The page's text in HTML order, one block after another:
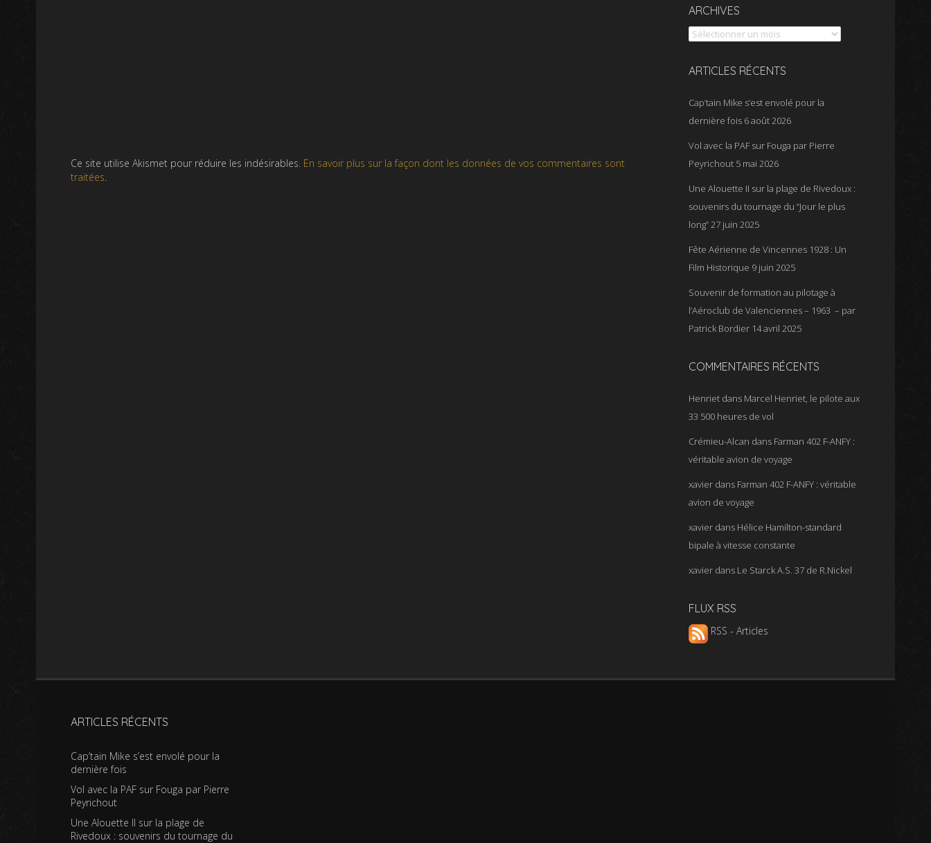
Ce site utilise Akismet pour réduire les indésirables. En savoir plus sur la façon dont les données de vos commentaires sont
traitées.
ARCHIVES
Archives
ARTICLES RÉCENTS
Cap’tain Mike s’est envolé pour la
dernière fois 6 août 2026
Vol avec la PAF sur Fouga par Pierre
Peyrichout 5 mai 2026
Une Alouette II sur la plage de Rivedoux :
souvenirs du tournage du “Jour le plus
long”27 juin 2025
Fête Aérienne de Vincennes 1928 : Un
Film Historique 9 juin 2025
Souvenir de formation au pilotage à
l’Aéroclub de Valenciennes – 1963 – par
Patrick Bordier 14 avril 2025
COMMENTAIRES RÉCENTS
Henriet dans Marcel Henriet, le pilote aux
33 500 heures de vol
Crémieu-Alcan dans Farman 402 F-ANFY :
véritable avion de voyage
xavier dans Farman 402 F-ANFY : véritable
avion de voyage
xavier dans Hélice Hamilton-standard
bipale à vitesse constante
xavier dans Le Starck A.S. 37 de R.Nickel
FLUX RSS
RSS - Articles
ARTICLES RÉCENTS
Cap’tain Mike s’est envolé pour la
dernière fois
Vol avec la PAF sur Fouga par Pierre
Peyrichout
Une Alouette II sur la plage de
Rivedoux : souvenirs du tournage du